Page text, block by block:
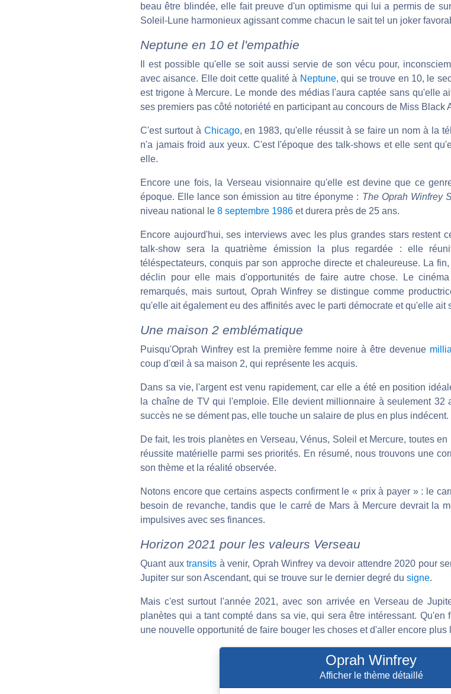
beau être blindée, elle fait preuve d'un optimisme qui lui a permis de
Soleil-Lune harmonieux agissant comme chacun le sait tel un joker
Neptune en 10 et l'empathie
Il est possible qu'elle se soit aussi servie de son vécu pour,
avec aisance. Elle doit cette qualité à Neptune, qui se trouve en 10, le
est trigone à Mercure. Le monde des médias l'aura captée sans qu'elle
ses premiers pas côté notoriété en participant au concours de Miss Black
C'est surtout à Chicago, en 1983, qu'elle réussit à se faire un nom à la
n'a jamais froid aux yeux. C'est l'époque des talk-shows et elle sent
elle.
Encore une fois, la Verseau visionnaire qu'elle est devine que ce
époque. Elle lance son émission au titre éponyme : The Oprah Winfrey
niveau national le 8 septembre 1986 et durera près de 25 ans.
Encore aujourd'hui, ses interviews avec les plus grandes stars restent
talk-show sera la quatrième émission la plus regardée : elle
téléspectateurs, conquis par son approche directe et chaleureuse. La
déclin pour elle mais d'opportunités de faire autre chose. Le
remarqués, mais surtout, Oprah Winfrey se distingue comme
qu'elle ait également eu des affinités avec le parti démocrate et qu'elle ait
Une maison 2 emblématique
Puisqu'Oprah Winfrey est la première femme noire à être devenue
coup d'œil à sa maison 2, qui représente les acquis.
Dans sa vie, l'argent est venu rapidement, car elle a été en position
la chaîne de TV qui l'emploie. Elle devient millionnaire à seulement 32
succès ne se dément pas, elle touche un salaire de plus en plus indécent.
De fait, les trois planètes en Verseau, Vénus, Soleil et Mercure, toutes
réussite matérielle parmi ses priorités. En résumé, nous trouvons une
son thème et la réalité observée.
Notons encore que certains aspects confirment le « prix à payer » : le
besoin de revanche, tandis que le carré de Mars à Mercure devrait la
impulsives avec ses finances.
Horizon 2021 pour les valeurs Verseau
Quant aux transits à venir, Oprah Winfrey va devoir attendre 2020 pour
Jupiter sur son Ascendant, qui se trouve sur le dernier degré du signe.
Mais c'est surtout l'année 2021, avec son arrivée en Verseau de
planètes qui a tant compté dans sa vie, qui sera être intéressant. Qu'en
une nouvelle opportunité de faire bouger les choses et d'aller encore plus
Oprah Winfrey
Afficher le thème détaillé